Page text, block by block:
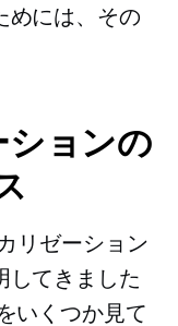
めには、その
ョンの
リゼーション
してきました
いくつか見て